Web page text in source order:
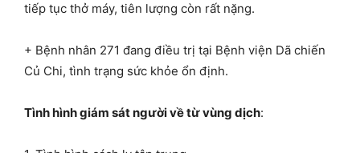
tiếp tục thở máy, tiên lượng còn rất nặng.
+ Bệnh nhân 271 đang điều trị tại Bệnh viện Dã chiến
Củ Chi, tình trạng sức khỏe ổn định.
Tình hình giám sát người về từ vùng dịch: